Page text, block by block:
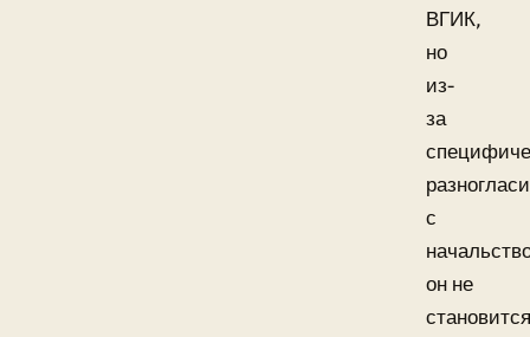
ВГИК,
но
из-
за
с
он не
становится